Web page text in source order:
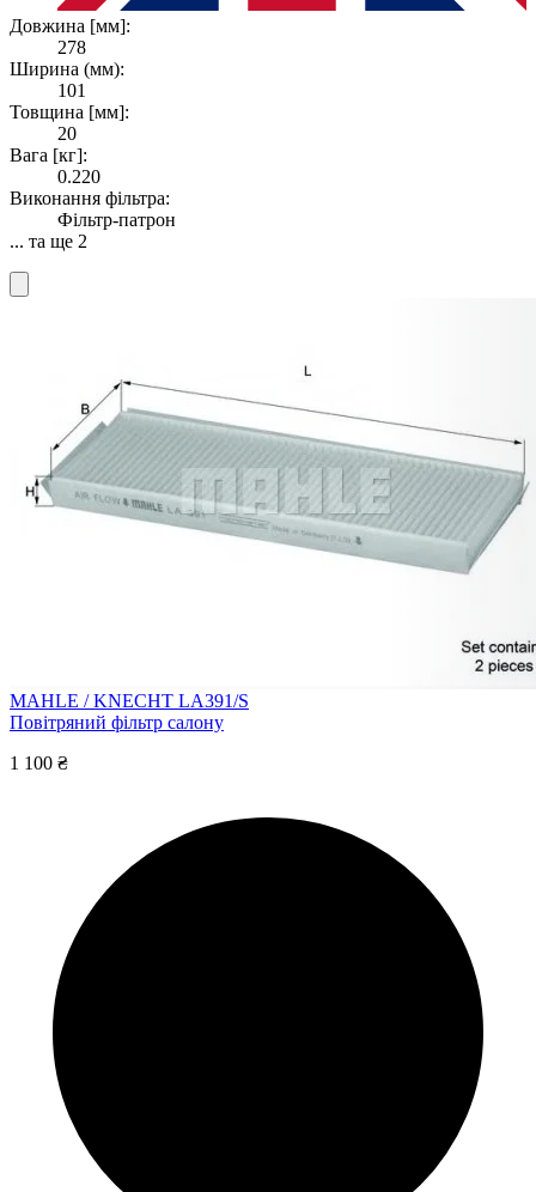
Довжина [мм]:
278
Ширина (мм):
101
Товщина [мм]:
20
Вага [кг]:
0.220
Виконання фільтра:
Фільтр-патрон
... та ще 2
MAHLE / KNECHT LA391/S
Повітряний фільтр салону
1 100 ₴